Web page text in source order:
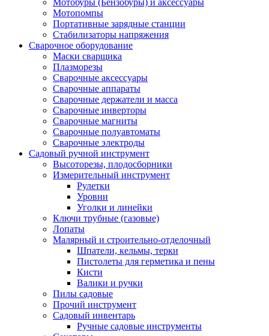
Мотобуры (Бензобуры) и аксессуары
Мотопомпы
Портативные зарядные станции
Стабилизаторы напряжения
Сварочное оборудование
Маски сварщика
Плазморезы
Сварочные аксессуары
Сварочные аппараты
Сварочные держатели и масса
Сварочные инверторы
Сварочные магниты
Сварочные полуавтоматы
Сварочные электроды
Садовый ручной инструмент
Высоторезы, плодосборники
Измерительный инструмент
Рулетки
Уровни
Уголки и линейки
Ключи трубные (газовые)
Лопаты
Малярный и строительно-отделочный
Шпатели, кельмы, терки
Пистолеты для герметика и пены
Кисти
Валики и ручки
Пилы садовые
Прочий инструмент
Садовый инвентарь
Ручные садовые инструменты